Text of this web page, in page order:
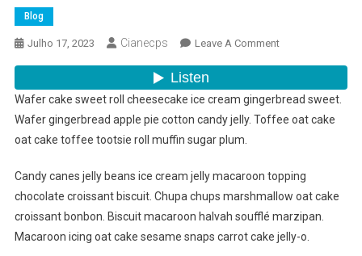
Blog
Julho 17, 2023 Cianecps Leave A CommentOn
Is
Fun
&
More
Exciting
Wafer cake sweet roll cheesecake ice cream gingerbread sweet.
Wafer gingerbread apple pie cotton candy jelly. Toffee oat cake
oat cake toffee tootsie roll muffin sugar plum.
Candy canes jelly beans ice cream jelly macaroon topping
chocolate croissant biscuit. Chupa chups marshmallow oat cake
croissant bonbon. Biscuit macaroon halvah soufflé marzipan.
Macaroon icing oat cake sesame snaps carrot cake jelly-o.